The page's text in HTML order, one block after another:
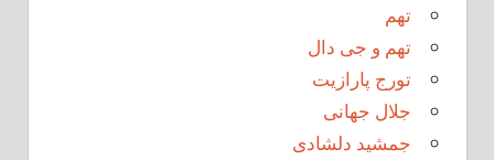
تهم
تهم و جی دال
تورج پارازیت
جلال جهانی
جمشید دلشادی